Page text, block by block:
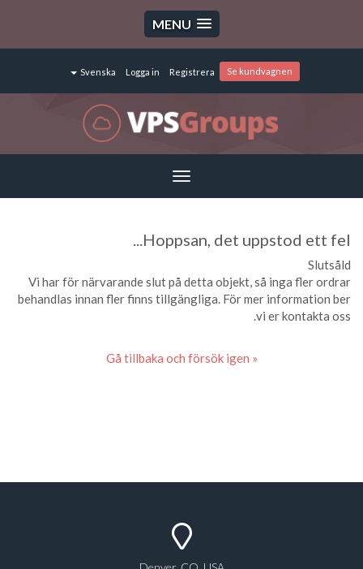
MENU
Svenska Logga in Registrera Se kundvagnen
Toggle
navigation
Hoppsan, det uppstod ett fel...
Slutsåld
Vi har för närvarande slut på detta objekt, så inga fler ordrar
behandlas innan fler finns tillgängliga. För mer information ber
vi er kontakta oss.
« Gå tillbaka och försök igen